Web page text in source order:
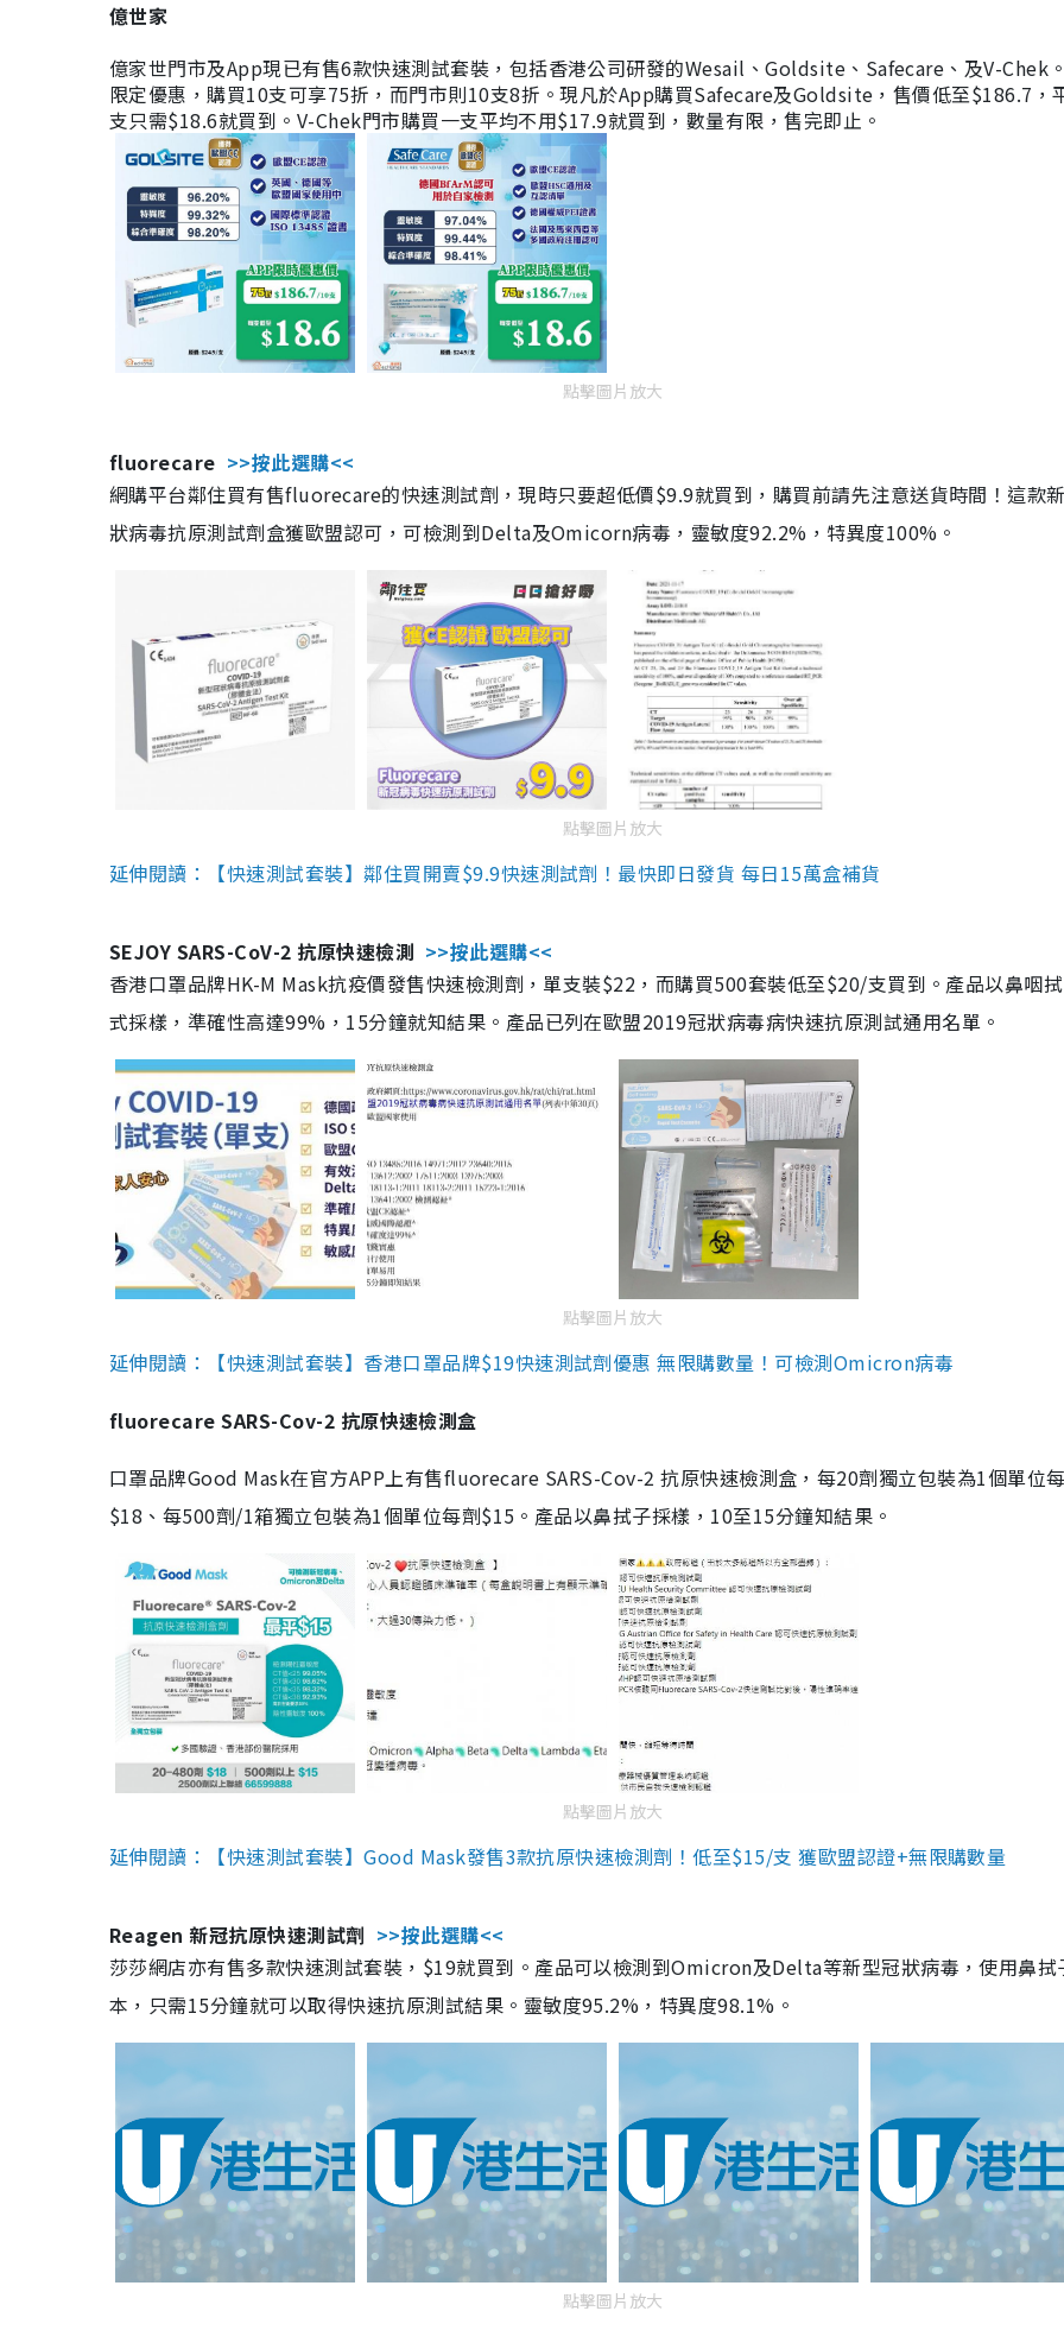
億世家
億家世門市及App現已有售6款快速測試套裝，包括香港公司研發的Wesail、Goldsite、Safecare、及V-Chek
限定優惠，購買10支可享75折，而門市則10支8折。現凡於App購買Safecare及Goldsite，售價低至$186.7，
支只需$18.6就買到。V-Chek門市購買一支平均不用$17.9就買到，數量有限，售完即止。
點擊圖片放大
fluorecare >>按此選購<<
網購平台鄰住買有售fluorecare的快速測試劑，現時只要超低價$9.9就買到，購買前請先注意送貨時間！這款
狀病毒抗原測試劑盒獲歐盟認可，可檢測到Delta及Omicorn病毒，靈敏度92.2%，特異度100%。
點擊圖片放大
延伸閱讀：【快速測試套裝】鄰住買開賣$9.9快速測試劑！最快即日發貨 每日15萬盒補貨
SEJOY SARS-CoV-2 抗原快速檢測 >>按此選購<<
香港口罩品牌HK-M Mask抗疫價發售快速檢測劑，單支裝$22，而購買500套裝低至$20/支買到。產品以鼻咽
式採樣，準確性高達99%，15分鐘就知結果。產品已列在歐盟2019冠狀病毒病快速抗原測試通用名單。
點擊圖片放大
延伸閱讀：【快速測試套裝】香港口罩品牌$19快速測試劑優惠 無限購數量！可檢測Omicron病毒
fluorecare SARS-Cov-2 抗原快速檢測盒
口罩品牌Good Mask在官方APP上有售fluorecare SARS-Cov-2 抗原快速檢測盒，每20劑獨立包裝為1個單位
$18、每500劑/1箱獨立包裝為1個單位每劑$15。產品以鼻拭子採樣，10至15分鐘知結果。
點擊圖片放大
延伸閱讀：【快速測試套裝】Good Mask發售3款抗原快速檢測劑！低至$15/支 獲歐盟認證+無限購數量
Reagen 新冠抗原快速測試劑 >>按此選購<<
莎莎網店亦有售多款快速測試套裝，$19就買到。產品可以檢測到Omicron及Delta等新型冠狀病毒，使用鼻拭
本，只需15分鐘就可以取得快速抗原測試結果。靈敏度95.2%，特異度98.1%。
點擊圖片放大